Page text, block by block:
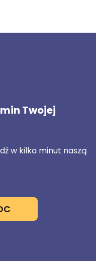
Twojej
w kilka minut naszą